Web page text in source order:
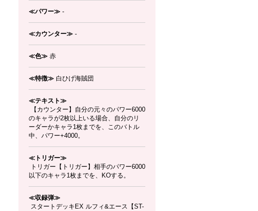
≪パワー≫ -
≪カウンター≫ -
≪色≫ 赤
≪特徴≫ 白ひげ海賊団
≪テキスト≫
【カウンター】自分の元々のパワー6000
のキャラが2枚以上いる場合、自分のリ
ーダーかキャラ1枚までを、このバトル
中、パワー+4000。
≪トリガー≫
トリガー【トリガー】相手のパワー6000
以下のキャラ1枚までを、KOする。
≪収録弾≫
スタートデッキEX ルフィ&エース【ST-